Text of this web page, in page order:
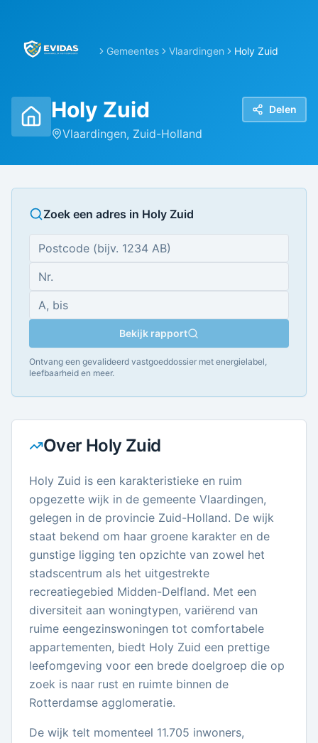
Gemeentes Vlaardingen Holy Zuid
Holy Zuid
Vlaardingen, Zuid-Holland
Delen
Zoek een adres in Holy Zuid
Bekijk rapport
Ontvang een gevalideerd vastgoeddossier met energielabel,
leefbaarheid en meer.
Over Holy Zuid
Holy Zuid is een karakteristieke en ruim
opgezette wijk in de gemeente Vlaardingen,
gelegen in de provincie Zuid-Holland. De wijk
staat bekend om haar groene karakter en de
gunstige ligging ten opzichte van zowel het
stadscentrum als het uitgestrekte
recreatiegebied Midden-Delfland. Met een
diversiteit aan woningtypen, variërend van
ruime eengezinswoningen tot comfortabele
appartementen, biedt Holy Zuid een prettige
leefomgeving voor een brede doelgroep die op
zoek is naar rust en ruimte binnen de
Rotterdamse agglomeratie.
De wijk telt momenteel 11.705 inwoners,